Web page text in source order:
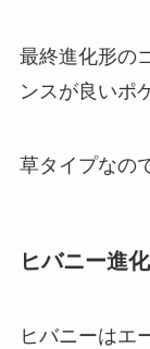
最終進化形の
ンスが良いポ
草タイプなの
ヒバニー進化
ヒバニーはエ